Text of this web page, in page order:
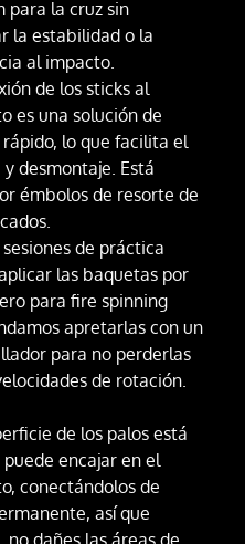
para la cruz sin
la estabilidad o la
al impacto.
de los sticks al
es una solución de
lo que facilita el
desmontaje. Está
émbolos de resorte de
sesiones de práctica
las baquetas por
para fire spinning
apretarlas con un
para no perderlas
de rotación.
de los palos está
encajar en el
conectándolos de
así que